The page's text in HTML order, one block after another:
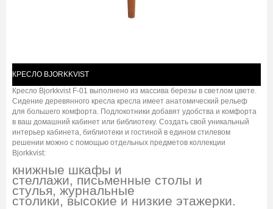
КРЕСЛО BJORKKVIST
Кресло Bjorkkvist F-01 выполнено из массива березы в светлом цвете.
Сидение деревянного кресла кресла имеет анатомический рельеф
для большего комфорта. Подлокотники добавят удобства и комфорта
в ваш домашний кабинет или библиотеку. Создать свой уникальный
интерьер кабинета, библиотеки и гостиной в едином стилевом
решении можно с помощью отдельных предметов коллекции
Bjorkkvist:
книжные шкафы и
стеллажи, письменные столы и
стулья, журнальные
столики, высокие и низкие этажерки.